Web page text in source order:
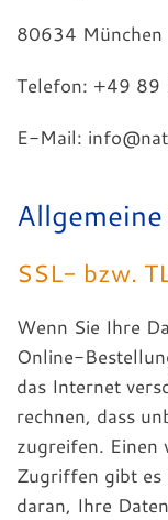
80634 München
Telefon: +49
E-Mail:
SSL- bzw.
Wenn Sie Ihre
Online-
das Internet
rechnen, dass
zugreifen. Einen
Zugriffen gibt es
daran, Ihre